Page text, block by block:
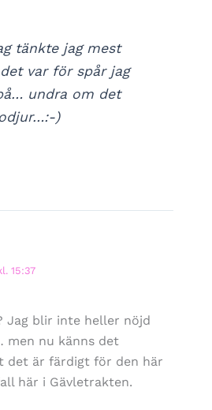
tänkte jag mest
var för spår jag
undra om det
)
15:37
Jag blir inte heller nöjd
men nu känns det
det är färdigt för den här
här i Gävletrakten.